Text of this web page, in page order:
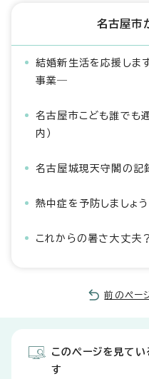
名古屋市
結婚新生活を応援しま
事業―
名古屋市こども誰でも
内）
名古屋城現天守閣の記
熱中症を予防しましょう
これからの暑さ大丈夫
前のペー
このページを見て
す